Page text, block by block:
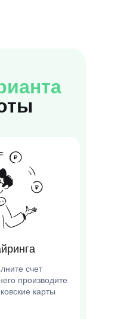
счет
производите
карты